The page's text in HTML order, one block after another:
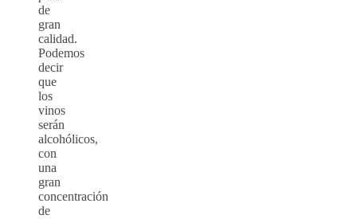
de
gran
calidad.
Podemos
decir
que
los
vinos
serán
alcohólicos,
con
una
gran
concentración
de